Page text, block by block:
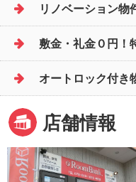
リノベーション物
敷金・礼金０円！
オートロック付き
店舗情報